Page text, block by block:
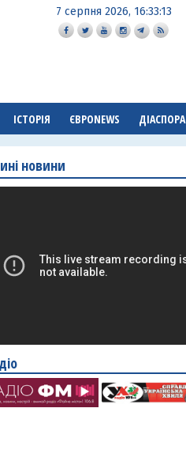
7 серпня 2026, 16:33:14
ІСТОРІЯ ЄВРОNEWS ДІАСПОРА
новини